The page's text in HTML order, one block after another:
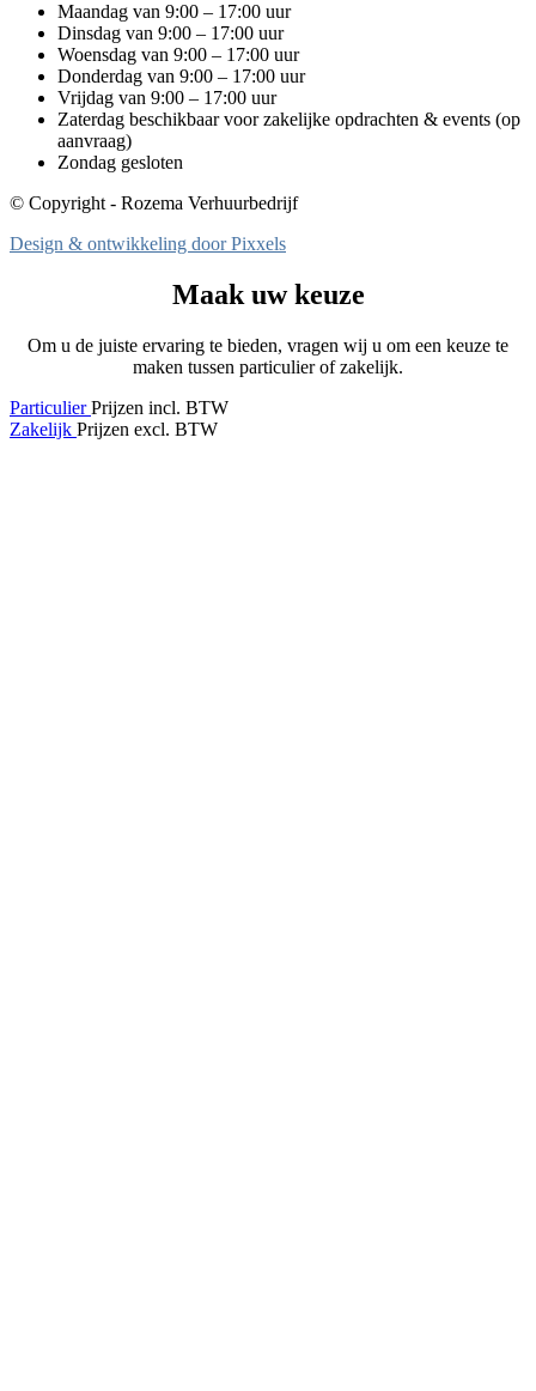
Maandag van 9:00 – 17:00 uur
Dinsdag van 9:00 – 17:00 uur
Woensdag van 9:00 – 17:00 uur
Donderdag van 9:00 – 17:00 uur
Vrijdag van 9:00 – 17:00 uur
Zaterdag beschikbaar voor zakelijke opdrachten & events (op
aanvraag)
Zondag gesloten
© Copyright - Rozema Verhuurbedrijf
Design & ontwikkeling door Pixxels
Maak uw keuze
Om u de juiste ervaring te bieden, vragen wij u om een keuze te
maken tussen particulier of zakelijk.
ParticulierPrijzen incl. BTW
Zakelijk Prijzen excl. BTW